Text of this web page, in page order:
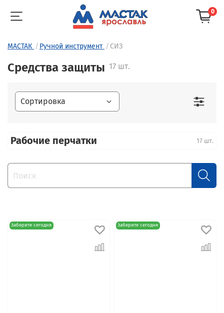
0
МАСТАК Ручной инструмент СИЗ
Средства защиты 17 шт.
Рабочие перчатки 17 шт.
Заберите сегодня Заберите сегодня